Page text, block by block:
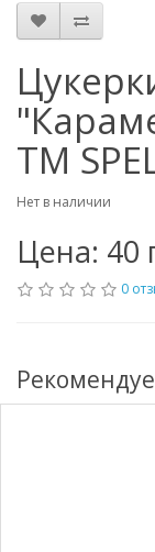
ТМ
Нет в наличии
Цена: 40
0